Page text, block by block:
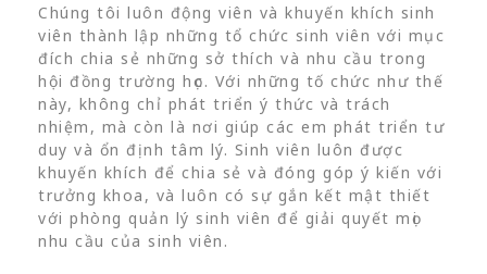
Chúng tôi luôn động viên và khuyến khích sinh
viên thành lập những tổ chức sinh viên với mục
đích chia sẻ những sở thích và nhu cầu trong
hội đồng trường học. Với những tố chức như thế
này, không chỉ phát triển ý thức và trách
nhiệm, mà còn là nơi giúp các em phát triển tư
duy và ổn định tâm lý. Sinh viên luôn được
khuyến khích để chia sẻ và đóng góp ý kiến với
trưởng khoa, và luôn có sự gắn kết mật thiết
với phòng quản lý sinh viên để giải quyết mọi
nhu cầu của sinh viên.